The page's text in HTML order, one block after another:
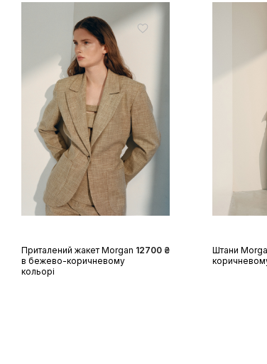
XS S MLXL
Приталений жакет Morgan
в бежево-коричневому
кольорі
12700 ₴
Штани